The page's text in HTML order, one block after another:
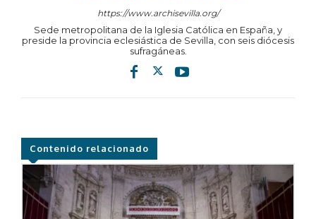
https://www.archisevilla.org/
Sede metropolitana de la Iglesia Católica en España, y
preside la provincia eclesiástica de Sevilla, con seis diócesis
sufragáneas.
Contenido relacionado